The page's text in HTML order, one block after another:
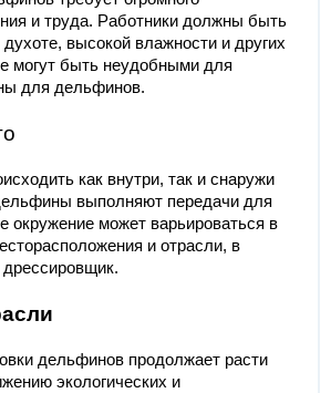
и труда. Работники должны быть
духоте, высокой влажности и других
могут быть неудобными для
для дельфинов.
как внутри, так и снаружи
выполняют передачи для
окружение может варьироваться в
и отрасли, в
дрессировщик.
дельфинов продолжает расти
экологических и